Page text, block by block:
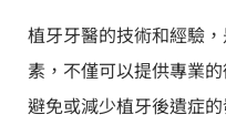
植牙牙醫的技術和經驗
素，不僅可以提供專業
避免或減少植牙後遺症